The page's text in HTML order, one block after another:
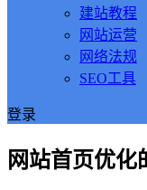
建站教程
网站运营
网络法规
SEO工具
登录
网站首页优化